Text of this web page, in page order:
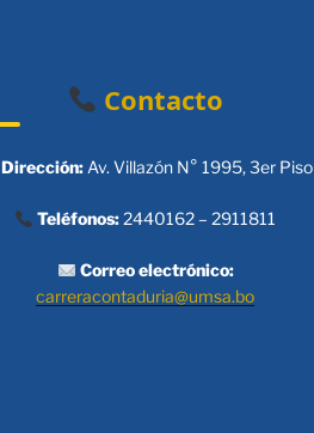
Contacto
Dirección:Av. Villazón N° 1995, 3er Piso
Teléfonos:2440162 – 2911811
Correo electrónico:
carreracontaduria@umsa.bo